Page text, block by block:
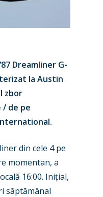
Dreamliner G-
la Austin
zbor
de pe
din cele 4 pe
momentan, a
16:00. Inițial,
săptămânal